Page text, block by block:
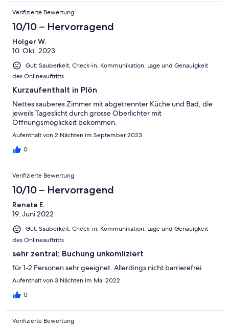
Verifizierte Bewertung
10/10 – Hervorragend
Holger W.
10. Okt. 2023
Gut: Sauberkeit, Check-in, Kommunikation, Lage und Genauigkeit
des Onlineauftritts
Kurzaufenthalt in Plön
Nettes sauberes Zimmer mit abgetrennter Küche und Bad, die
jeweils Tageslicht durch grosse Oberlichter mit
Öffnungsmöglickeit bekommen.
Aufenthalt von 2 Nächten im September 2023
0
Verifizierte Bewertung
10/10 – Hervorragend
Renate E.
19. Juni 2022
Gut: Sauberkeit, Check-in, Kommunikation, Lage und Genauigkeit
des Onlineauftritts
sehr zentral; Buchung unkomliziert
für 1-2 Personen sehr geeignet. Allerdings nicht barrierefrei.
Aufenthalt von 3 Nächten im Mai 2022
0
Verifizierte Bewertung